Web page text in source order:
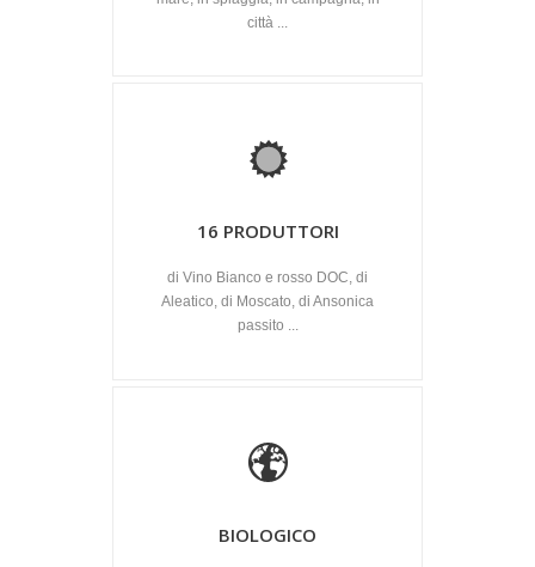
città ...
16 PRODUTTORI
di Vino Bianco e rosso DOC, di
Aleatico, di Moscato, di Ansonica
passito ...
BIOLOGICO